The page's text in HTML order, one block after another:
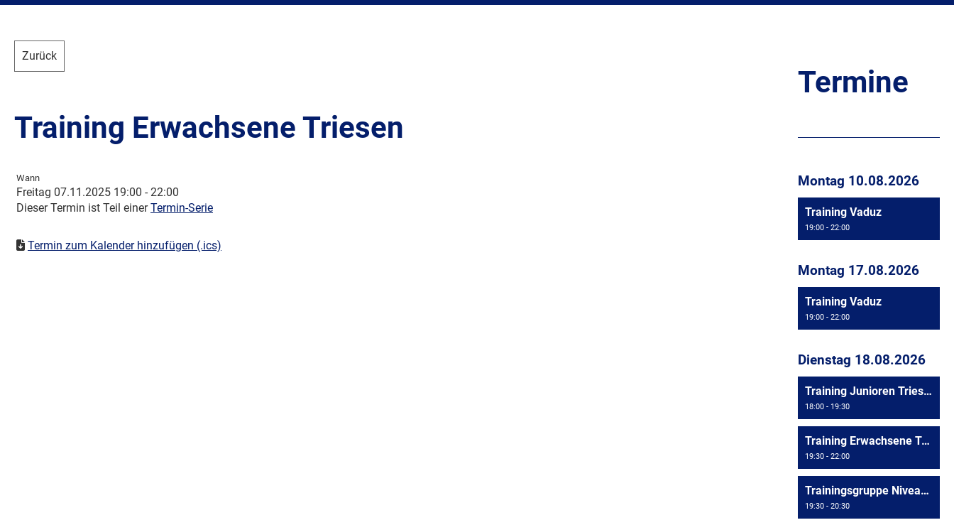
Zurück
Training Erwachsene Triesen
Wann
Freitag 07.11.2025 19:00 - 22:00
Dieser Termin ist Teil einerTermin-Serie
Termin zum Kalender hinzufügen (.ics)
Termine
Montag 10.08.2026
Training Vaduz
19:00 - 22:00
Montag 17.08.2026
Training Vaduz
19:00 - 22:00
Dienstag 18.08.2026
Training Junioren Triesen
18:00 - 19:30
Training Erwachsene Triesen
19:30 - 22:00
Trainingsgruppe Niveau >= D4
19:30 - 20:30